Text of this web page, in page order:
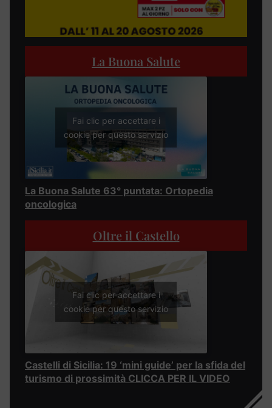
La Buona Salute
Fai clic per accettare i
cookie per questo servizio
La Buona Salute 63° puntata: Ortopedia
oncologica
Oltre il Castello
Fai clic per accettare i
cookie per questo servizio
Castelli di Sicilia: 19 ‘mini guide’ per la sfida del
turismo di prossimità CLICCA PER IL VIDEO